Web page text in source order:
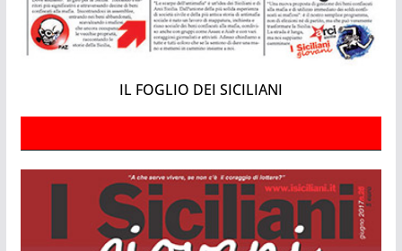
IL FOGLIO DEI SICILIANI